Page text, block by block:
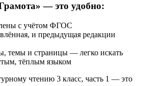
— это удобно:
с учётом ФГОС
и предыдущая редакции
темы и страницы — легко искать
тёплым языком
чтению 3 класс, часть 1 — это